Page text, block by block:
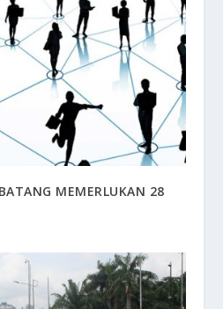
MEMERLUKAN 28